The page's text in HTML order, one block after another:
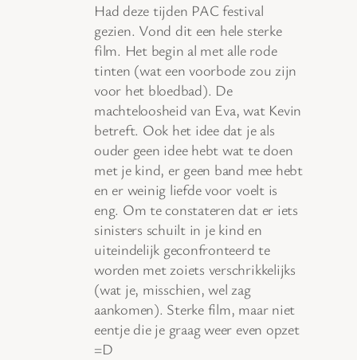
Had deze tijden PAC festival
gezien. Vond dit een hele sterke
film. Het begin al met alle rode
tinten (wat een voorbode zou zijn
voor het bloedbad). De
machteloosheid van Eva, wat Kevin
betreft. Ook het idee dat je als
ouder geen idee hebt wat te doen
met je kind, er geen band mee hebt
en er weinig liefde voor voelt is
eng. Om te constateren dat er iets
sinisters schuilt in je kind en
uiteindelijk geconfronteerd te
worden met zoiets verschrikkelijks
(wat je, misschien, wel zag
aankomen). Sterke film, maar niet
eentje die je graag weer even opzet
=D